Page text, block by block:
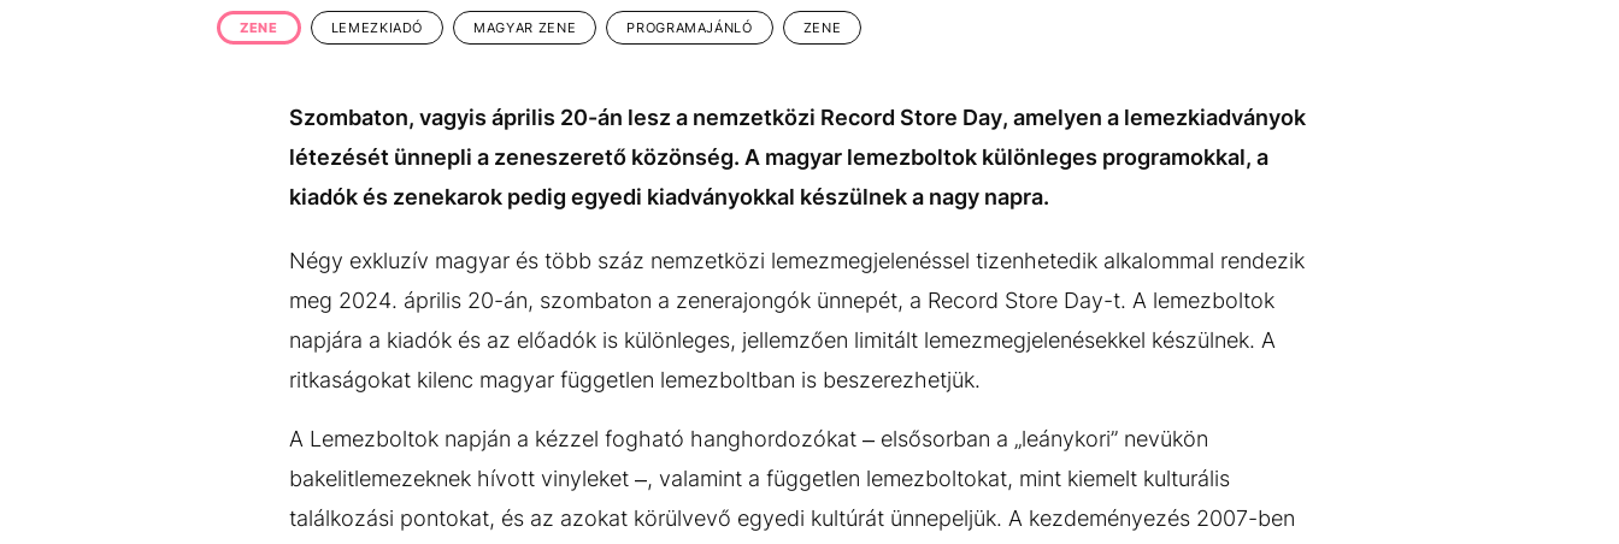
EGYÉB FORMÁTUMOK
Kiemelt tartalmakVideóKvíz
REFRESHER
MédiaajánlatImpresszum
ZENE LEMEZKIADÓ MAGYAR ZENE PROGRAMAJÁNLÓ ZENE
Szombaton, vagyis április 20-án lesz a nemzetközi Record Store Day, amelyen a lemezkiadványok
létezését ünnepli a zeneszerető közönség. A magyar lemezboltok különleges programokkal, a
kiadók és zenekarok pedig egyedi kiadványokkal készülnek a nagy napra.
Négy exkluzív magyar és több száz nemzetközi lemezmegjelenéssel tizenhetedik alkalommal rendezik
meg 2024. április 20-án, szombaton a zenerajongók ünnepét, a Record Store Day-t. A lemezboltok
napjára a kiadók és az előadók is különleges, jellemzően limitált lemezmegjelenésekkel készülnek. A
ritkaságokat kilenc magyar független lemezboltban is beszerezhetjük.
A Lemezboltok napján a kézzel fogható hanghordozókat – elsősorban a „leánykori” nevükön
bakelitlemezeknek hívott vinyleket –, valamint a független lemezboltokat, mint kiemelt kulturális
találkozási pontokat, és az azokat körülvevő egyedi kultúrát ünnepeljük. A kezdeményezés 2007-ben